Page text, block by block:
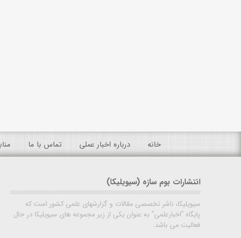
خانه درباره اخبار عملی تماس با ما
انتشارات بوم سازه (سیویلیکا)
سیویلیکا، ناشر تخصصی مقالات و گزارشهای علمی کشور است که
پایگاه "اخبارعلمی" به عنوان یکی از زیر مجموعه های سیویلیکا در حال
فعالیت می باشد.